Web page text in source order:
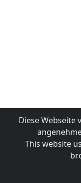
Diese Webseite
This website